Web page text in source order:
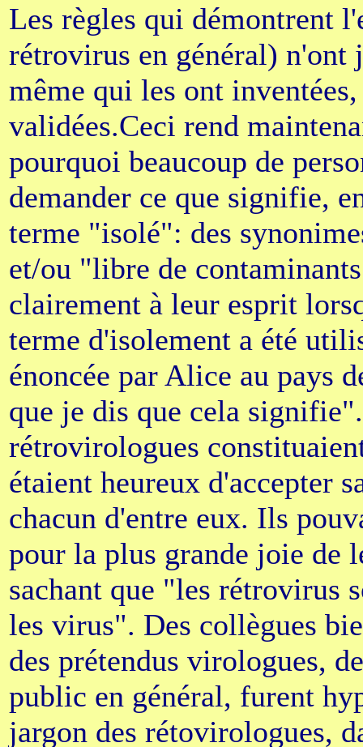
Les règles qui démontrent
rétrovirus en général) n'ont
même qui les ont
validées.Ceci rend
pourquoi beaucoup de
demander ce que signifie,
terme "isolé": des
et/ou "libre de
clairement à leur esprit
terme d'isolement a été
énoncée par Alice au pays
que je dis que cela
rétrovirologues
étaient heureux d'accepter
chacun d'entre eux. Ils
pour la plus grande joie de
sachant que "les rétrovirus
les virus". Des collègues
des prétendus virologues,
public en général, furent
jargon des rétovirologues,